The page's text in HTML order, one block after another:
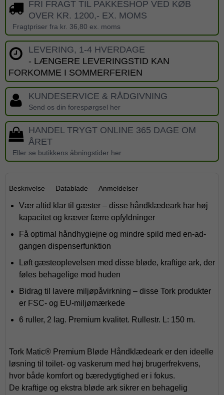
FRI FRAGT TIL PAKKESHOP VED KØB
OVER KR. 1200,- EX. MOMS
Fragtpriser fra kr. 36,80 ex. moms
LEVERING, 1-4 HVERDAGE
- LÆNGERE LEVERINGSTID KAN
FORKOMME I SOMMERFERIEN
KUNDESERVICE & RÅDGIVNING
Send os din forespørgsel her
HANDEL TRYGT ONLINE 365 DAGE OM
ÅRET
Eller se butikkens åbningstider her
Beskrivelse Datablade Anmeldelser
Vær altid klar til gæster – disse håndklædeark har høj
kapacitet og kræver færre opfyldninger
Få optimal håndhygiejne og mindre spild med en-ad-
gangen dispenserfunktion
Løft gæsteoplevelsen med disse bløde, kraftige ark, der
føles behagelige mod huden
Bidrag til lavere miljøpåvirkning – disse Tork produkter
er FSC- og EU-miljømærkede
6 ruller, 2 lag. Premium kvalitet. Rullestr. L: 150 m.
Tork Matic® Premium Bløde Håndklædeark er den ideelle
løsning til toilet- og vaskerum med høj brugerfrekvens,
hvor både komfort og bæredygtighed er i fokus.
De kraftige og ekstra bløde ark sikrer en behagelig